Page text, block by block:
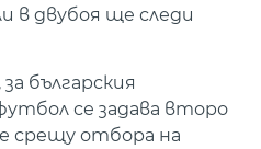
двубоя ще следи
българския
се задава второ
срещу отбора на